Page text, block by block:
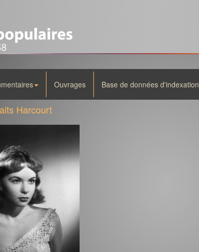
Ouvrages Base de données d'indexation
Harcourt